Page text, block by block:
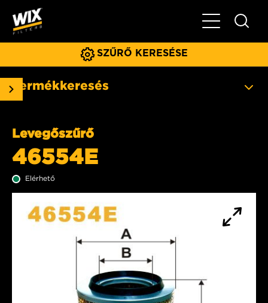
Főmenü
SZŰRŐ KERESÉSE
Termékkeresés
Levegőszűrő
46554E
Elérhető